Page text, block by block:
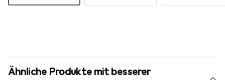
Ähnliche Produkte mit besserer